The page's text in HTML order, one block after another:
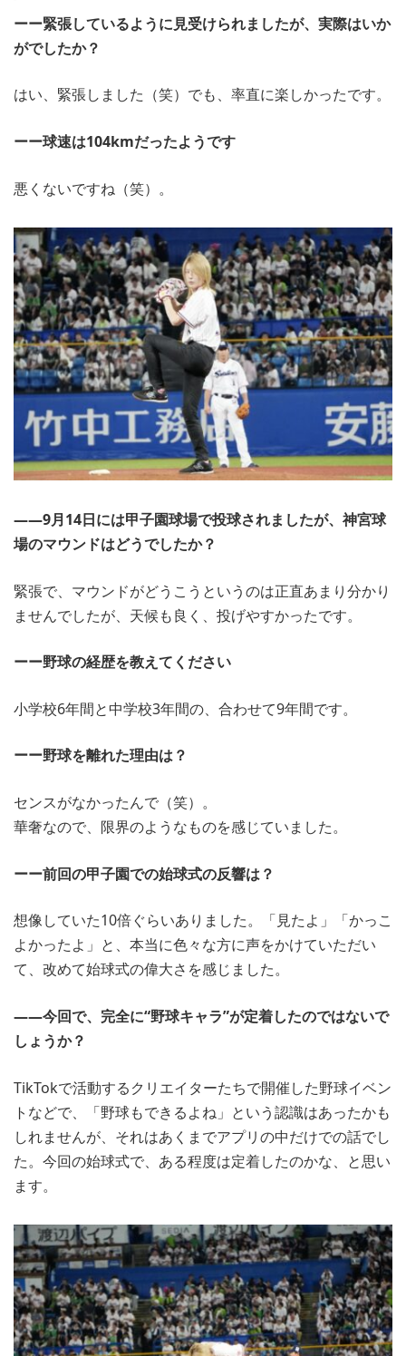
ーー緊張しているように見受けられましたが、実際はいか
がでしたか？
はい、緊張しました（笑）でも、率直に楽しかったです。
ーー球速は104kmだったようです
悪くないですね（笑）。
――9月14日には甲子園球場で投球されましたが、神宮球
場のマウンドはどうでしたか？
緊張で、マウンドがどうこうというのは正直あまり分かり
ませんでしたが、天候も良く、投げやすかったです。
ーー野球の経歴を教えてください
小学校6年間と中学校3年間の、合わせて9年間です。
ーー野球を離れた理由は？
センスがなかったんで（笑）。
華奢なので、限界のようなものを感じていました。
ーー前回の甲子園での始球式の反響は？
想像していた10倍ぐらいありました。「見たよ」「かっこ
よかったよ」と、本当に色々な方に声をかけていただい
て、改めて始球式の偉大さを感じました。
――今回で、完全に“野球キャラ”が定着したのではないで
しょうか？
TikTokで活動するクリエイターたちで開催した野球イベン
トなどで、「野球もできるよね」という認識はあったかも
しれませんが、それはあくまでアプリの中だけでの話でし
た。今回の始球式で、ある程度は定着したのかな、と思い
ます。